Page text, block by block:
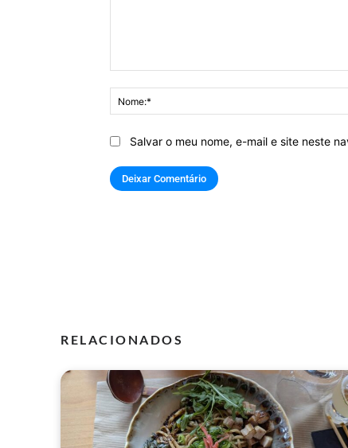
Salvar o meu nome, e-mail e site neste
RELACIONADOS